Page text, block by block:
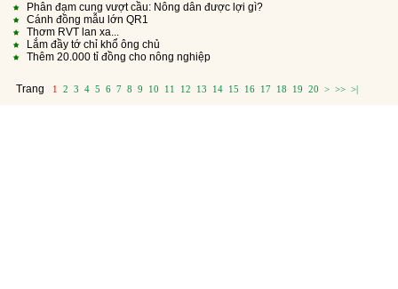
Phân đạm cung vượt cầu: Nông dân được lợi gì?
Cánh đồng mẫu lớn QR1
Thơm RVT lan xa...
Lắm đầy tớ chỉ khổ ông chủ
Thêm 20.000 tỉ đồng cho nông nghiệp
Trang 1 2 3 4 5 6 7 8 9 10 11 12 13 14 15 16 17 18 19 20 > >> >|